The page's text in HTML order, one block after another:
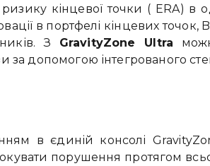
кінцевої точки ( ERA) в
в портфелі кінцевих точок,
З GravityZone Ultra
допомогою інтегрованого
в єдиній консолі
порушення протягом